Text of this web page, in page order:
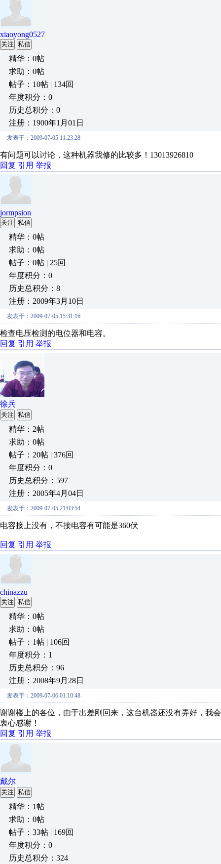
xiaoyong0527
关注 私信
精华：0帖
求助：0帖
帖子：10帖 | 134回
年度积分：0
历史总积分：0
注册：1900年1月01日
发表于：2009-07-05 11:23:28
有问题可以讨论，这种机器我修的比较多！13013926810
回复 引用 举报
jormpsion
关注 私信
精华：0帖
求助：0帖
帖子：0帖 | 25回
年度积分：0
历史总积分：8
注册：2009年3月10日
发表于：2009-07-05 15:31:16
检查电压检测的电位器和电容。
回复 引用 举报
徐兵
关注 私信
精华：2帖
求助：0帖
帖子：20帖 | 376回
年度积分：0
历史总积分：597
注册：2005年4月04日
发表于：2009-07-05 21:03:54
电容接上没有，不接电容有可能是360伏
回复 引用 举报
chinazzu
关注 私信
精华：0帖
求助：0帖
帖子：1帖 | 106回
年度积分：1
历史总积分：96
注册：2008年9月28日
发表于：2009-07-06 01:10:48
谢谢楼上的各位，由于出差刚回来，这台机器还没有弄好，我
衷心感谢！
回复 引用 举报
戴尔
关注 私信
精华：1帖
求助：0帖
帖子：33帖 | 169回
年度积分：0
历史总积分：324